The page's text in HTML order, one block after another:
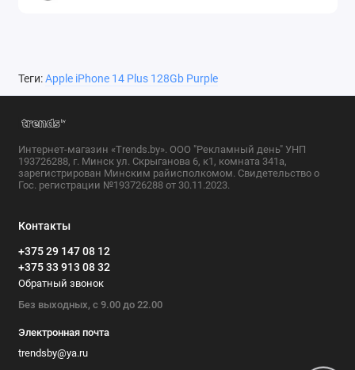
Теги:Apple iPhone 14 Plus 128Gb Purple
Интернет-магазин «Trends.by». ООО "Рекламный день" УНП
193726288, г. Минск ул. Скрыганова 6, к1, комната 341а,
зарегистрирован Минским райисполкомом. Свидетельство о
Гос. регистрации №193726288 от 30.11.2023.
Контакты
+375 29 147 08 12
+375 33 913 08 32
Обратный звонок
Без выходных, с 9.00 до 22.00
Электронная почта
trendsby@ya.ru